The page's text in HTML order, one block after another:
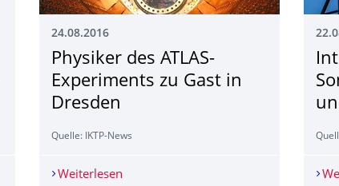
24.08.2016
Physiker des ATLAS-
Experiments zu Gast in
Dresden
Quelle: IKTP-News
Weiterlesen Physiker des ATLAS-Experiments zu